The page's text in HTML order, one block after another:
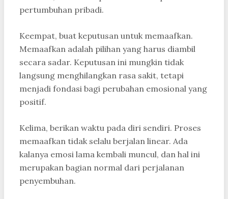
pertumbuhan pribadi.
Keempat, buat keputusan untuk memaafkan.
Memaafkan adalah pilihan yang harus diambil
secara sadar. Keputusan ini mungkin tidak
langsung menghilangkan rasa sakit, tetapi
menjadi fondasi bagi perubahan emosional yang
positif.
Kelima, berikan waktu pada diri sendiri. Proses
memaafkan tidak selalu berjalan linear. Ada
kalanya emosi lama kembali muncul, dan hal ini
merupakan bagian normal dari perjalanan
penyembuhan.